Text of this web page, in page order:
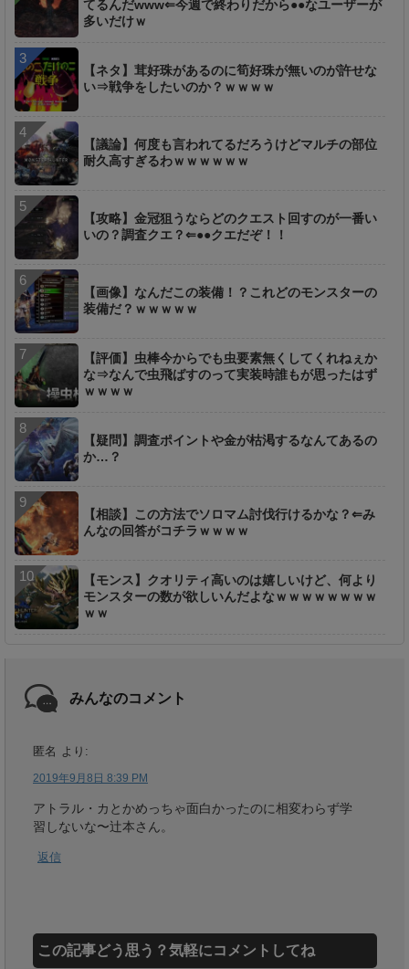
てるんだwww⇐今週で終わりだから●●なユーザーが
多いだけｗ
【ネタ】茸好珠があるのに筍好珠が無いのが許せな
い⇒戦争をしたいのか？ｗｗｗｗ
【議論】何度も言われてるだろうけどマルチの部位
耐久高すぎるわｗｗｗｗｗｗ
【攻略】金冠狙うならどのクエスト回すのが一番い
いの？調査クエ？⇐●●クエだぞ！！
【画像】なんだこの装備！？これどのモンスターの
装備だ？ｗｗｗｗｗ
【評価】虫棒今からでも虫要素無くしてくれねぇか
な⇒なんで虫飛ばすのって実装時誰もが思ったはず
ｗｗｗｗ
【疑問】調査ポイントや金が枯渇するなんてあるの
か…？
【相談】この方法でソロマム討伐行けるかな？⇐み
んなの回答がコチラｗｗｗｗ
【モンス】クオリティ高いのは嬉しいけど、何より
モンスターの数が欲しいんだよなｗｗｗｗｗｗｗｗ
ｗｗ
みんなのコメント
匿名 より:
2019年9月8日 8:39 PM
アトラル・カとかめっちゃ面白かったのに相変わらず学
習しないな〜辻本さん。
返信
この記事どう思う？気軽にコメントしてね